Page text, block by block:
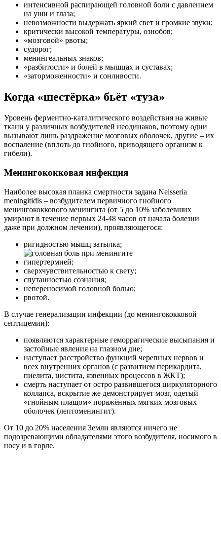
интенсивной распирающей головной боли с давлением
на уши и глаза;
невозможности выдержать яркий свет и громкие звуки;
критически высокой температуры, ознобов;
«мозговой» рвоты;
судорог;
менингеальных знаков;
«разбитости» и болей в мышцах и суставах;
«заторможенности» и сонливости.
Когда «шестёрка» бьёт «туза»
Уровень ферментно-каталитического воздействия на живые
ткани у различных возбудителей неодинаков, поэтому одни
вызывают лишь раздражение мозговых оболочек, другие – их
воспаление (вплоть до гнойного, приводящего организм к
гибели).
Менингококковая инфекция
Наиболее высокая планка смертности задана Neisseria
meningitidis – возбудителем первичного гнойного
менингококкового менингита (от 5 до 10% заболевших
умирают в течение первых 24-48 часов от начала болезни
даже при должном лечении), проявляющегося:
ригидностью мышц затылка;
гипертермией;
сверхчувствительностью к свету;
спутанностью сознания;
непереносимой головной болью;
рвотой.
В случае генерализации инфекции (до менингококковой
септицемии):
появляются характерные геморрагические высыпания и
застойные явления на глазном дне;
наступает расстройство функций черепных нервов и
всех внутренних органов (с развитием перикардита,
пиелита, цистита, язвенных процессов в ЖКТ);
смерть наступает от остро развившегося циркуляторного
коллапса, вскрытие же демонстрирует мозг, одетый
«гнойным плащом» поражённых мягких мозговых
оболочек (лептоменингит).
От 10 до 20% населения Земли являются ничего не
подозревающими обладателями этого возбудителя, носимого в
носу и в горле.